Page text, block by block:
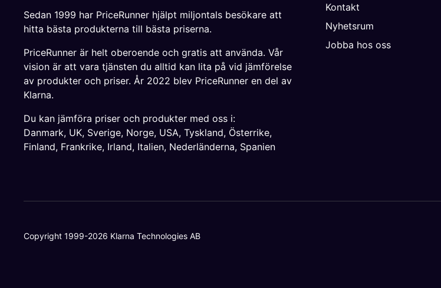
Kontakt
Nyhetsrum
Jobba hos oss
Sedan 1999 har PriceRunner hjälpt miljontals besökare att
hitta bästa produkterna till bästa priserna.
PriceRunner är helt oberoende och gratis att använda. Vår
vision är att vara tjänsten du alltid kan lita på vid jämförelse
av produkter och priser. År 2022 blev PriceRunner en del av
Klarna.
Du kan jämföra priser och produkter med oss i:
Danmark, UK, Sverige, Norge, USA, Tyskland, Österrike,
Finland, Frankrike, Irland, Italien, Nederländerna, Spanien
Copyright 1999-2026 Klarna Technologies AB